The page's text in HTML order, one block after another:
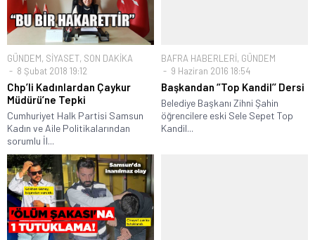
GÜNDEM, SİYASET, SON DAKİKA
8 Şubat 2018 19:12
Chp’li Kadınlardan Çaykur
Müdürü’ne Tepki
Cumhuriyet Halk Partisi Samsun
Kadın ve Aile Politikalarından
sorumlu İl...
BAFRA HABERLERİ, GÜNDEM
9 Haziran 2016 18:54
Başkandan ‘’Top Kandil’’ Dersi
Belediye Başkanı Zihni Şahin
öğrencilere eski Sele Sepet Top
Kandil...